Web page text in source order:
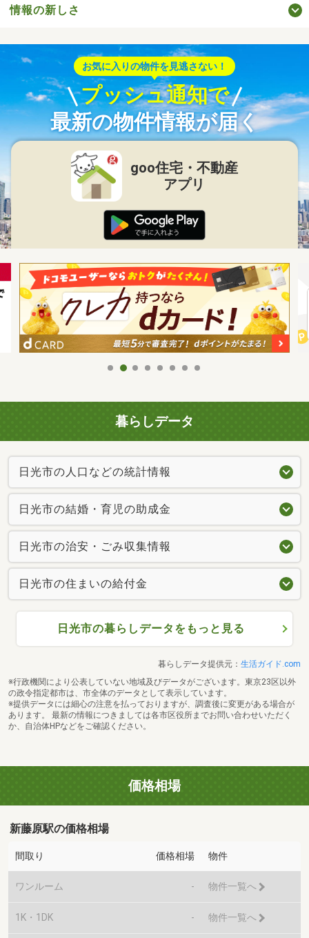
情報の新しさ
お気に入りの物件を見逃さない！
プッシュ通知で
最新の物件情報が届く
goo住宅・不動産
アプリ
暮らしデータ
日光市の人口などの統計情報
日光市の結婚・育児の助成金
日光市の治安・ごみ収集情報
日光市の住まいの給付金
日光市の暮らしデータをもっと見る
暮らしデータ提供元： 生活ガイド.com
※行政機関により公表していない地域及びデータがございます。東京23区以外
の政令指定都市は、市全体のデータとして表示しています。
※提供データには細心の注意を払っておりますが、調査後に変更がある場合が
あります。 最新の情報につきましては各市区役所までお問い合わせいただく
か、自治体HPなどをご確認ください。
価格相場
新藤原駅の価格相場
間取り 価格相場 物件
ワンルーム - 物件一覧へ
1K・1DK - 物件一覧へ